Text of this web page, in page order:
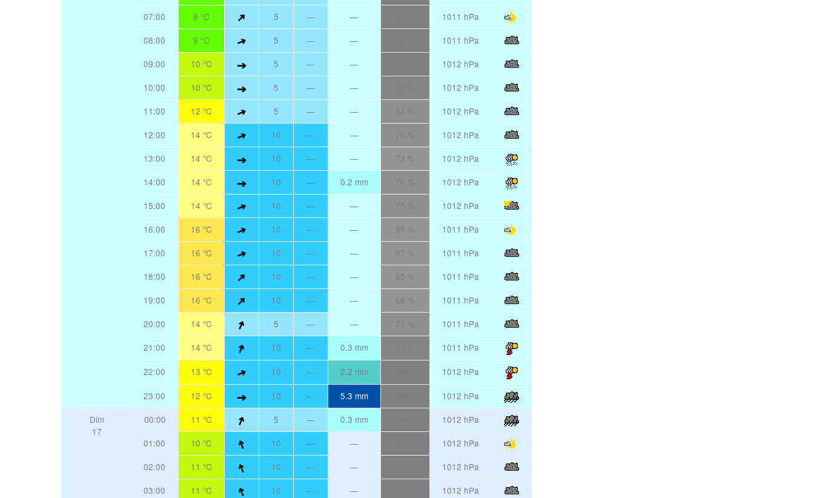
07:00
8 °C 5 — —
1011 hPa
08:00
9 °C 5 — —
1011 hPa
09:00
10 °C 5 — —
1012 hPa
10:00
10 °C 5 — —
1012 hPa
11:00
12 °C 5 — —
1012 hPa
12:00
14 °C 10 — —
1012 hPa
13:00
14 °C 10 — — 73 %
1012 hPa
14:00
14 °C 10 — 0.2 mm
1012 hPa
15:00
14 °C 10 — —
1012 hPa
16:00
16 °C 10 — — 65 %
1011 hPa
17:00
16 °C 10 — — 67 %
1011 hPa
18:00
16 °C 10 — — 65 %
1011 hPa
19:00
16 °C 10 — — 68 %
1011 hPa
20:00
14 °C 5 — —
1011 hPa
21:00
14 °C 10 — 0.3 mm
1011 hPa
22:00
13 °C 10 — 2.2 mm
1012 hPa
23:00
12 °C 10 — 5.3 mm
1012 hPa
Dim
17
00:00 11 °C 5 — 0.3 mm
1012 hPa
01:00
10 °C 10 — —
1012 hPa
02:00
11 °C 10 — —
1012 hPa
03:00
11 °C 10 — —
1012 hPa